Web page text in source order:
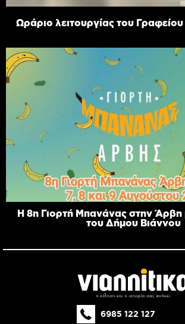
Ωράριο λειτουργίας του
Η 8η Γιορτή Μπανάνας στην Άρβη
του Δήμου Βιάννου
6985 122 127